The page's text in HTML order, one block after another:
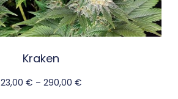
Kraken
23,00 € – 290,00 €